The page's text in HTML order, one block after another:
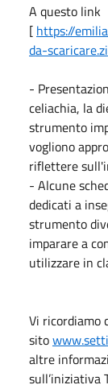
A questo link
[ https://
da-
-
celiachia, la
strumento
vogliono
riflettere
- Alcune
dedicati a
strumento
imparare a
utilizzare in
Vi ricordiamo
sito
altre
sull’iniziativa